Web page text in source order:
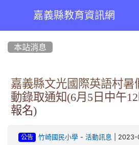
嘉義縣教育資訊網
本站消息
嘉義縣文光國際英語村暑
動錄取通知(6月5日中午
報名)
公告 竹崎國民小學- 活動訊息 |